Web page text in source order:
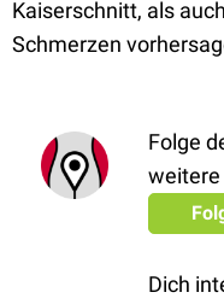
Kaiserschnitt, als
Schmerzen
Folge
weitere
Dich